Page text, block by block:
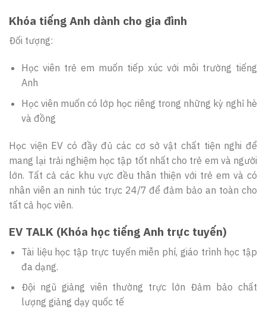
Khóa tiếng Anh dành cho gia đình
Đối tượng:
Học viên trẻ em muốn tiếp xúc với môi trường tiếng
Anh
Học viên muốn có lớp học riêng trong những kỳ nghỉ hè
và đồng
Học viện EV có đầy đủ các cơ sở vật chất tiện nghi để
mang lại trải nghiệm học tập tốt nhất cho trẻ em và người
lớn. Tất cả các khu vực đều thân thiện với trẻ em và có
nhân viên an ninh túc trực 24/7 để đảm bảo an toàn cho
tất cả học viên.
EV TALK (Khóa học tiếng Anh trực tuyến)
Tài liệu học tập trực tuyến miễn phí, giáo trình học tập
đa dạng.
Đội ngũ giảng viên thường trực lớn Đảm bảo chất
lượng giảng dạy quốc tế